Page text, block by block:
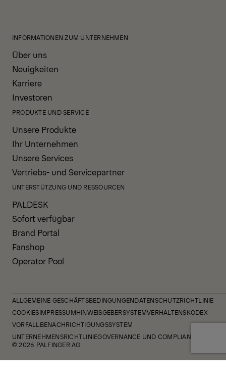
INFORMATIONEN ZUM UNTERNEHMEN
Über uns
Neuigkeiten
Karriere
Investoren
PRODUKTE UND SERVICE
Unsere Produkte
Ihr Unternehmen
Unsere Services
Vertriebs- und Servicepartner
UNTERSTÜTZUNG UND RESSOURCEN
PALDESK
Sofort verfügbar
Brand Portal
Fanshop
Operator Pool
ALLGEMEINE GESCHÄFTSBEDINGUNGENDATENSCHUTZRICHTLINIE
COOKIESIMPRESSUMHINWEISGEBERSYSTEMVERHALTENSKODEX
VORFALLBENACHRICHTIGUNGSSYSTEM
UNTERNEHMENSRICHTLINIEGOVERNANCE UND COMPLIANCE
© 2026 PALFINGER AG